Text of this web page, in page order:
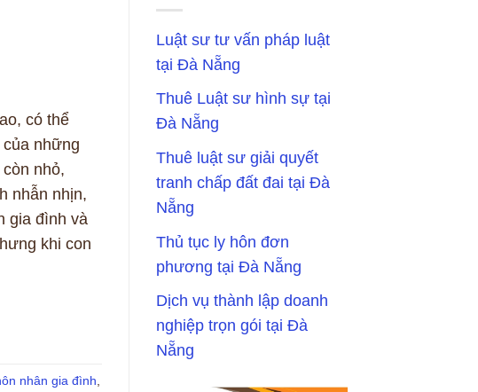
có thể
những
nhỏ,
nhẫn nhịn,
gia đình và
khi con
nhân gia đình,
Luật sư tư vấn pháp luật
tại Đà Nẵng
Thuê Luật sư hình sự tại
Đà Nẵng
Thuê luật sư giải quyết
tranh chấp đất đai tại Đà
Nẵng
Thủ tục ly hôn đơn
phương tại Đà Nẵng
Dịch vụ thành lập doanh
nghiệp trọn gói tại Đà
Nẵng